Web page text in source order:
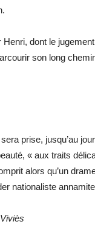
dont le
son long
prise, jusqu’au
« aux traits
alors qu’un
nationaliste